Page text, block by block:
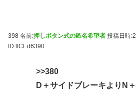
398 名前:押しボタン式の匿名希望者 投稿日時
ID:lfCEd6390
>>380
D＋サイドブレーキよりN